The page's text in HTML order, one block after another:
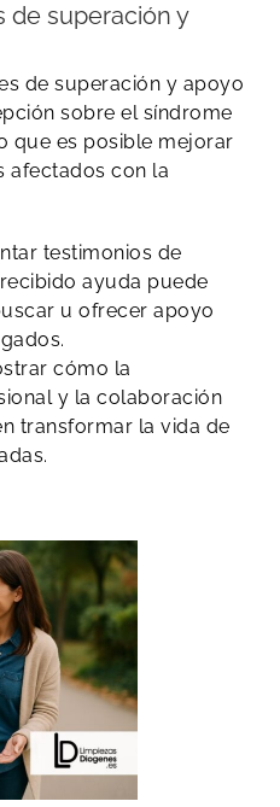
de superación y
de superación y apoyo
sobre el síndrome
que es posible mejorar
afectados con la
testimonios de
ayuda puede
u ofrecer apoyo
cómo la
y la colaboración
transformar la vida de